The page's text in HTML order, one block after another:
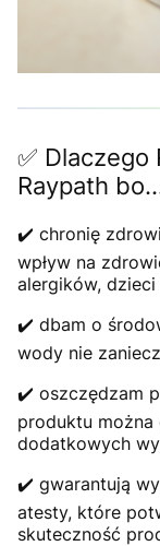
✅ Dlaczego
Raypath
✔️ chronię
wpływ na
alergików,
✔️ dbam o
wody nie
✔️ oszczędzam
produktu
dodatkowych
✔️ gwarantują
atesty, które
skuteczność